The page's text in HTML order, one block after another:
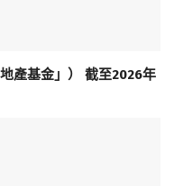
產基金」） 截至2026年